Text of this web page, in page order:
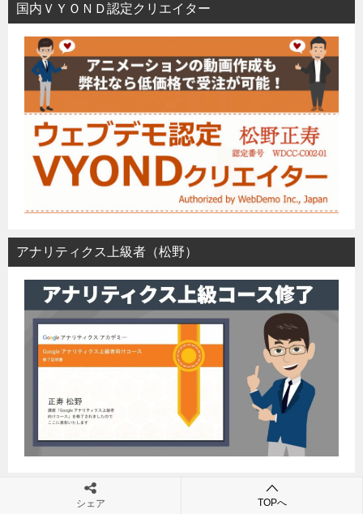
国内ＶＹＯＮＤ認定クリエイター
アナリティクス上級者（松野）
アナリティクス個人資格（本田）
シェア TOPへ